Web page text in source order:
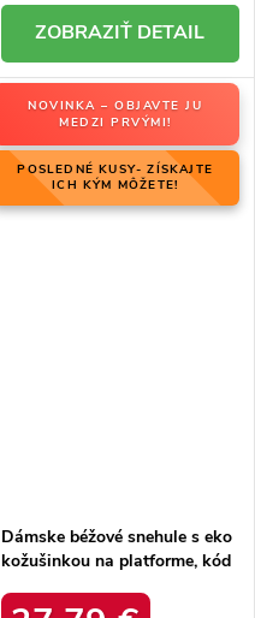
DETAIL
NOVINKA – OBJAVTE JU
MEDZI PRVÝMI!
POSLEDNÉ KUSY- ZÍSKAJTE
ICH KÝM MÔŽETE!
Dámske béžové snehule s eko
kožušinkou na platforme, kód